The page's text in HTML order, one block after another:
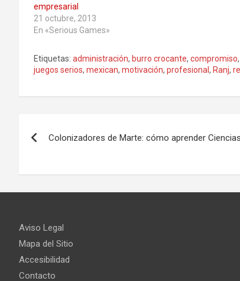
empresarial
21 octubre, 2013
En «Serious Games»
Etiquetas: administración, burro crocante, compromiso,
juegos serios, mexican, motivación, profesional , Ranj,
de
entradas
Colonizadores de Marte: cómo aprender
Aviso Legal
Mapa del Sitio
Accesibilidad
Contacto